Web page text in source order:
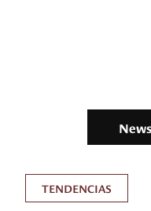
TENDENCIAS